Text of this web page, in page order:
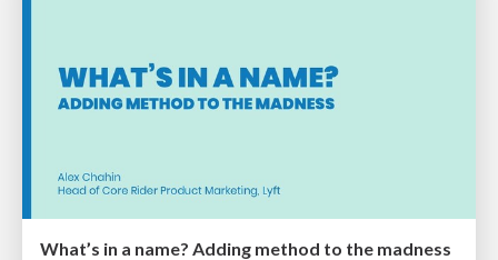
What’s in a name? Adding method to the madness